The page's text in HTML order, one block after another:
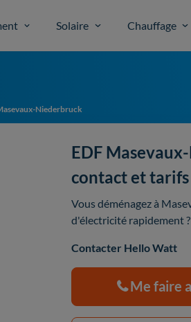
Solaire Chauffage
Niederbruck
EDF
contact et tarifs
Vous déménagez à
d'électricité rapidement ?
Contacter Hello Watt
Me faire